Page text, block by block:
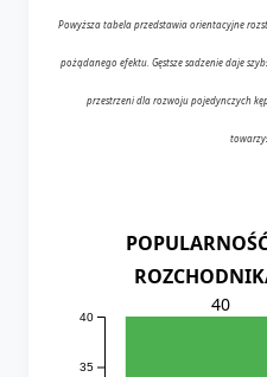
Powyższa tabela przedstawia orientacyjne
pożądanego efektu. Gęstsze sadzenie daje
przestrzeni dla rozwoju pojedynczych
35
40
40